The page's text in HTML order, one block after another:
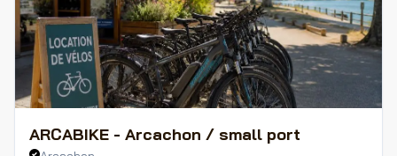
ARCABIKE - Arcachon / small port